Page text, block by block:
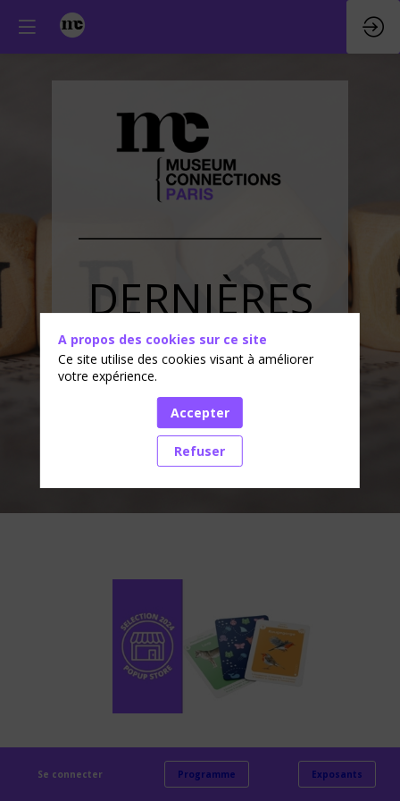
DERNIÈRES
ACTUALITÉS
Accédez aux dernières actualités
cartes
des
Se connecter Programme Exposants
A propos des cookies sur ce site
Ce site utilise des cookies visant à améliorer
votre expérience.
Accepter
Refuser